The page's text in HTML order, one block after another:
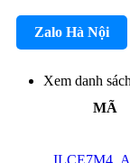
Zalo Hà Nội
Xem danh
MÃ